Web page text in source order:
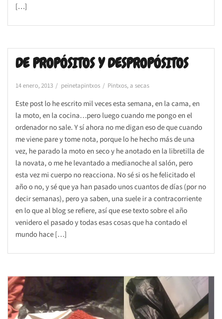
[…]
DE PROPÓSITOS Y DESPROPÓSITOS
14 enero, 2013 peinetapintxos Pintxos, a secas
Este post lo he escrito mil veces esta semana, en la cama, en
la moto, en la cocina…pero luego cuando me pongo en el
ordenador no sale. Y sí ahora no me digan eso de que cuando
me viene pare y tome nota, porque lo he hecho más de una
vez, he parado la moto en seco y he anotado en la libretilla de
la novata, o me he levantado a medianoche al salón, pero
esta vez mi cuerpo no reacciona. No sé si os he felicitado el
año o no, y sé que ya han pasado unos cuantos de días (por no
decir semanas), pero ya saben, una suele ir a contracorriente
en lo que al blog se refiere, así que ese texto sobre el año
venidero el pasado y todas esas cosas que ha contado el
mundo hace […]